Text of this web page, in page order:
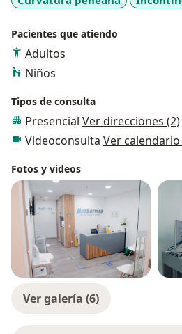
artificial).
Endourología (cirugía de
Pacientes que atiendo
Adultos
Niños
Tipos de consulta
Presencial Ver direcciones (2)
Videoconsulta Ver
Fotos y videos
Ver galería (6)